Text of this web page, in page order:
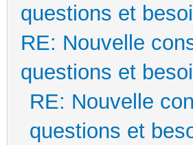
questions et
RE: Nouvelle
questions et
RE: Nouvelle
questions et